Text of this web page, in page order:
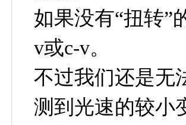
如果没有“扭转”
v或c-v。
不过我们还是无
测到光速的较小